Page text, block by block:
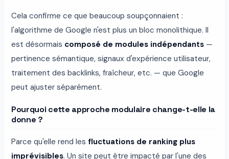
Cela confirme ce que beaucoup soupçonnaient :
l'algorithme de Google n'est plus un bloc monolithique. Il
est désormais composé de modules indépendants —
pertinence sémantique, signaux d'expérience utilisateur,
traitement des backlinks, fraîcheur, etc. — que Google
peut ajuster séparément.
Pourquoi cette approche modulaire change-t-elle la
donne ?
Parce qu'elle rend les fluctuations de ranking plus
imprévisibles. Un site peut être impacté par l'une des